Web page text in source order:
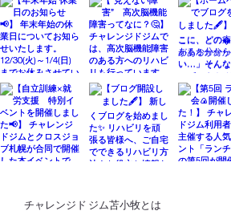
チャレンジド ジム苫小牧とは